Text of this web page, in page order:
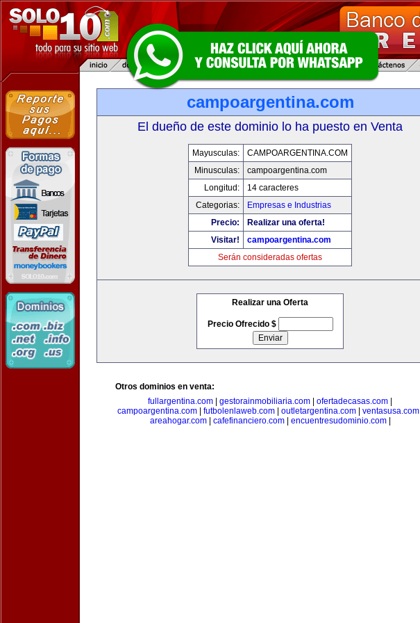
campoargentina.com
El dueño de este dominio lo ha puesto en Venta
Mayusculas:
CAMPOARGENTINA.COM
Minusculas:
campoargentina.com
Longitud:
14 caracteres
Categorias:
Empresas e Industrias
Precio:
Realizar una oferta!
Visitar!
campoargentina.com
Serán consideradas ofertas
Realizar una Oferta
Precio Ofrecido $
Otros dominios en venta:
fullargentina.com
gestorainmobiliaria.com ofertadecasas.com
campoargentina.com| futbolenlaweb.com| outletargentina.com| ventasusa.com|
areahogar.com| cafefinanciero.com| encuentresudominio.com|